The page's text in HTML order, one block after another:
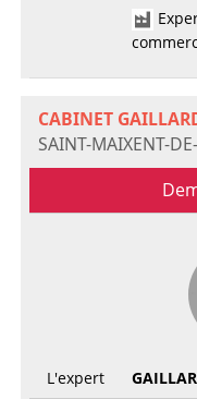
CABINET
SAINT-MAIXENT-
L'expert